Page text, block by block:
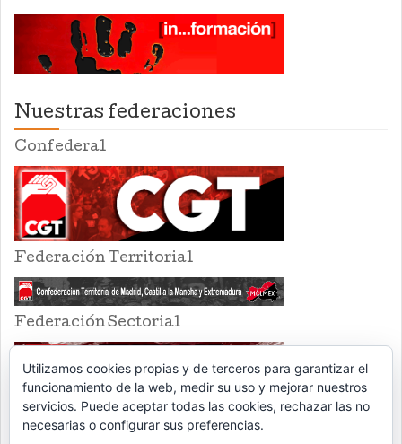
Nuestras federaciones
Confederal
Federación Territorial
Federación Sectorial
Utilizamos cookies propias y de terceros para garantizar el
funcionamiento de la web, medir su uso y mejorar nuestros
servicios. Puede aceptar todas las cookies, rechazar las no
necesarias o configurar sus preferencias.